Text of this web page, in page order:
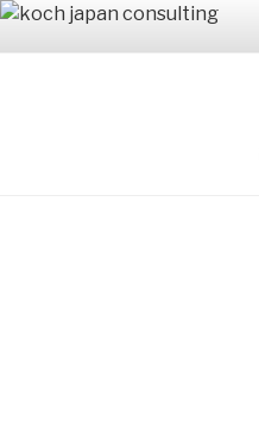
Zum